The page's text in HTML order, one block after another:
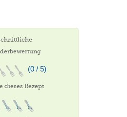
(0 / 5)
dieses Rezept